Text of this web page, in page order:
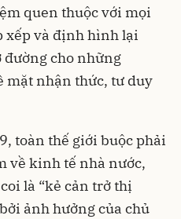
quen thuộc với mọi
xếp và định hình lại
cho những
mặt nhận thức, tư duy
toàn thế giới buộc phải
về kinh tế nhà nước,
là “kẻ cản trở thị
ảnh hưởng của chủ